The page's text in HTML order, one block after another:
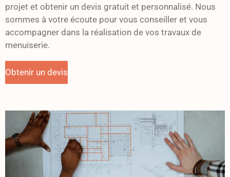
projet et obtenir un devis gratuit et personnalisé. Nous
sommes à votre écoute pour vous conseiller et vous
accompagner dans la réalisation de vos travaux de
menuiserie.
Obtenir un devis